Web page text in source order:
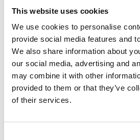
This website uses cookies
We use cookies to personalise
provide social media features and
We also share information about
our social media, advertising and
may combine it with other
provided to them or that they’ve
of their services.
medarbetare begränsas denna
“Culture fit” är där risken ofta
begreppet väl handlar det om
arbetssätts­matchning. Använt
en preferens för likhet. När AI
culture fit inte är tydligt definierat